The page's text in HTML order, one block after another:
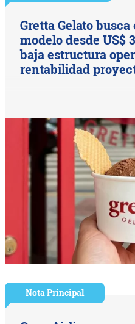
Gretta Gelato
modelo desde US$
baja estructura
rentabilidad
Nota Principal